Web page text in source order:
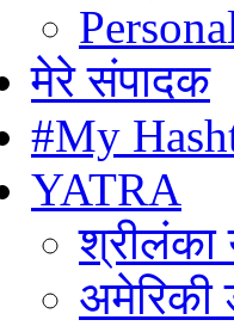
मेरे संपादक
#My
YATRA
श्रीलंका
अमेरिकी